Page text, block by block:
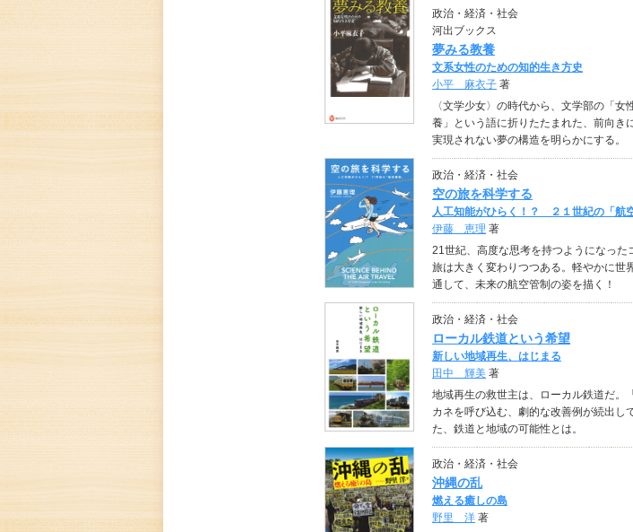
政治・経済・社会
河出ブックス
夢みる教養
文系女性のための知的生き方史
小平 麻衣子 著
〈文学少女〉の時代から、文学部の「
養」という語に折りたたまれた、前向き
実現されない夢の構造を明らかにする。
政治・経済・社会
空の旅を科学する
人工知能がひらく！？ ２１世紀の「航
伊藤 恵理 著
21世紀、高度な思考を持つようになっ
旅は大きく変わりつつある。軽やかに世
通して、未来の航空管制の姿を描く！
政治・経済・社会
ローカル鉄道という希望
新しい地域再生、はじまる
田中 輝美 著
地域再生の救世主は、ローカル鉄道だ。
カネを呼び込む、劇的な改善例が続出し
た、鉄道と地域の可能性とは。
政治・経済・社会
沖縄の乱
燃える癒しの島
野里 洋 著